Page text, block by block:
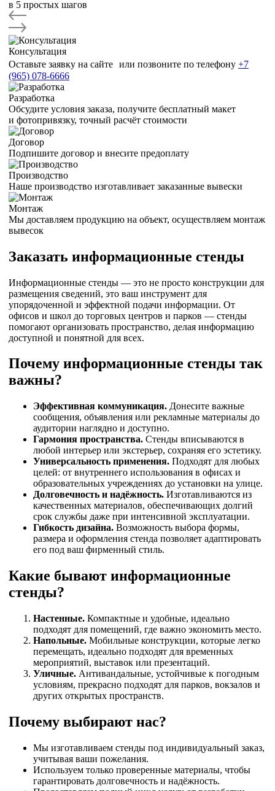
в 5 простых шагов
Консультация
Оставьте заявку на сайте или позвоните по телефону +7
(965) 078-6666
Разработка
Обсудите условия заказа, получите бесплатный макет
и фотопривязку, точный расчёт стоимости
Договор
Подпишите договор и внесите предоплату
Производство
Наше производство изготавливает заказанные вывески
Монтаж
Мы доставляем продукцию на объект, осуществляем монтаж
вывесок
Заказать информационные стенды
Информационные стенды — это не просто конструкции для
размещения сведений, это ваш инструмент для
упорядоченной и эффектной подачи информации. От
офисов и школ до торговых центров и парков — стенды
помогают организовать пространство, делая информацию
доступной и понятной для всех.
Почему информационные стенды так
важны?
Эффективная коммуникация. Донесите важные
сообщения, объявления или рекламные материалы до
аудитории наглядно и доступно.
Гармония пространства. Стенды вписываются в
любой интерьер или экстерьер, сохраняя его эстетику.
Универсальность применения. Подходят для любых
целей: от внутреннего использования в офисах и
образовательных учреждениях до установки на улице.
Долговечность и надёжность. Изготавливаются из
качественных материалов, обеспечивающих долгий
срок службы даже при интенсивной эксплуатации.
Гибкость дизайна. Возможность выбора формы,
размера и оформления стенда позволяет адаптировать
его под ваш фирменный стиль.
Какие бывают информационные
стенды?
Настенные. Компактные и удобные, идеально
подходят для помещений, где важно экономить место.
Напольные. Мобильные конструкции, которые легко
перемещать, идеально подходят для временных
мероприятий, выставок или презентаций.
Уличные. Антивандальные, устойчивые к погодным
условиям, прекрасно подходят для парков, вокзалов и
других открытых пространств.
Почему выбирают нас?
Мы изготавливаем стенды под индивидуальный заказ,
учитывая ваши пожелания.
Используем только проверенные материалы, чтобы
гарантировать долговечность и надёжность.